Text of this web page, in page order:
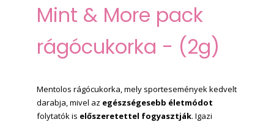
Mint & More pack
rágócukorka - (2g)
Mentolos rágócukorka, mely sportesemények kedvelt
darabja, mivel az egészségesebb életmódot
folytatók is előszeretettel fogyasztják. Igazi